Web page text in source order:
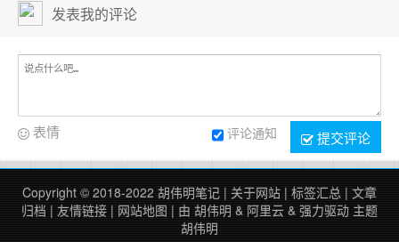
发表我的评论
提交评论
评论通知
表情
Copyright © 2018-2022 胡伟明笔记 | 关于网站 | 标签汇总 | 文章
归档 | 友情链接 | 网站地图 | 由 胡伟明 & 阿里云 & 强力驱动 主题
胡伟明